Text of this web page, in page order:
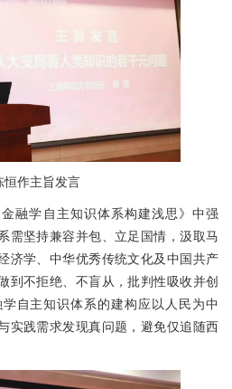
作主旨发言
融学自主知识体系构建浅思》中强
需坚持兼容并包、立足国情，汲取马
济学、中华优秀传统文化及中国共产
到不拒绝、不盲从，批判性吸收并创
自主知识体系的建构应以人民为中
实践需求发现真问题，避免仅追随西